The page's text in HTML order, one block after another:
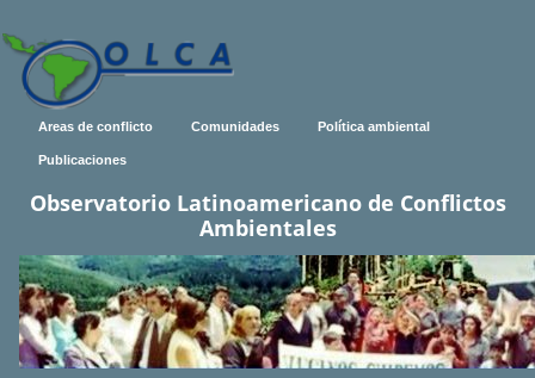
Areas de conflicto Comunidades Política ambiental
Publicaciones
Observatorio Latinoamericano de Conflictos
Ambientales